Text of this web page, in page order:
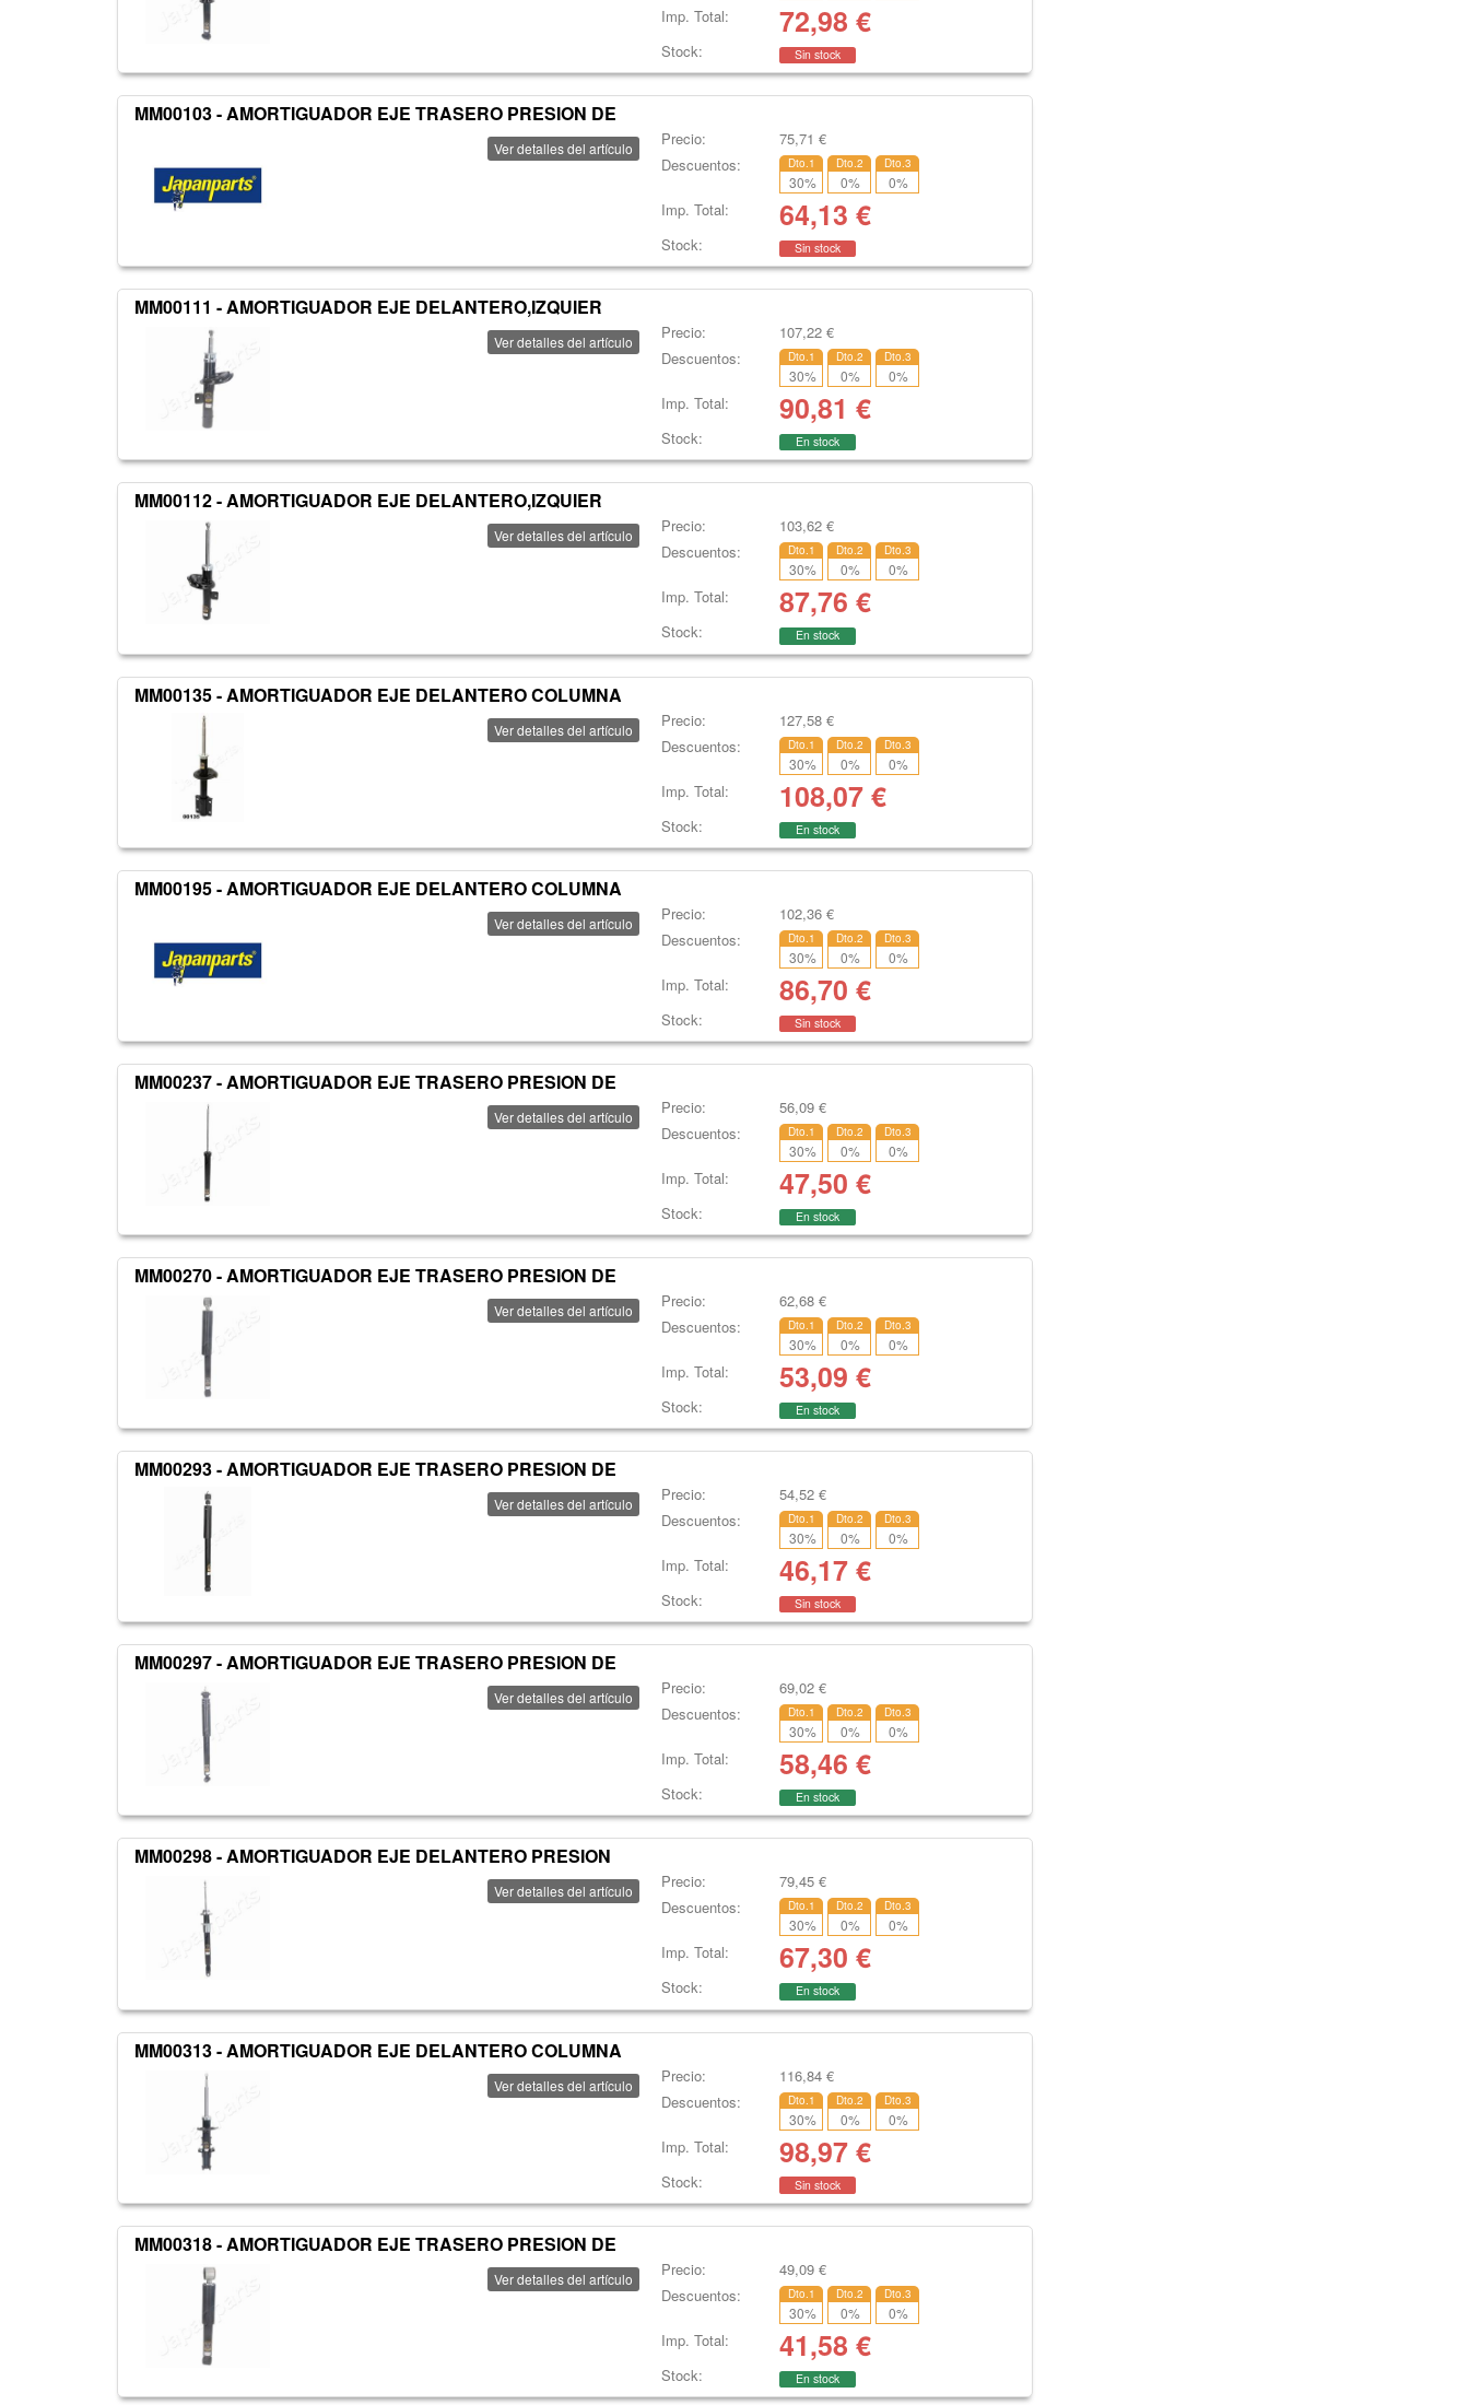
Imp. Total: 72,98 €
Stock: Sin stock
MM00103 - AMORTIGUADOR EJE TRASERO PRESION DE
Ver detalles del artículo Precio: 75,71 €
Descuentos:
Dto.1
30%
Dto.2
0%
Dto.3
0%
Imp. Total: 64,13 €
Stock: Sin stock
MM00111 - AMORTIGUADOR EJE DELANTERO,IZQUIER
Ver detalles del artículo Precio: 107,22 €
Descuentos:
Dto.1
30%
Dto.2
0%
Dto.3
0%
Imp. Total: 90,81 €
Stock: En stock
MM00112 - AMORTIGUADOR EJE DELANTERO,IZQUIER
Ver detalles del artículo Precio: 103,62 €
Descuentos:
Dto.1
30%
Dto.2
0%
Dto.3
0%
Imp. Total: 87,76 €
Stock: En stock
MM00135 - AMORTIGUADOR EJE DELANTERO COLUMNA
Ver detalles del artículo Precio: 127,58 €
Descuentos:
Dto.1
30%
Dto.2
0%
Dto.3
0%
Imp. Total: 108,07€
Stock: En stock
MM00195 - AMORTIGUADOR EJE DELANTERO COLUMNA
Ver detalles del artículo Precio: 102,36 €
Descuentos:
Dto.1
30%
Dto.2
0%
Dto.3
0%
Imp. Total: 86,70 €
Stock: Sin stock
MM00237 - AMORTIGUADOR EJE TRASERO PRESION DE
Ver detalles del artículo Precio: 56,09 €
Descuentos:
Dto.1
30%
Dto.2
0%
Dto.3
0%
Imp. Total: 47,50 €
Stock: En stock
MM00270 - AMORTIGUADOR EJE TRASERO PRESION DE
Ver detalles del artículo Precio: 62,68 €
Descuentos:
Dto.1
30%
Dto.2
0%
Dto.3
0%
Imp. Total: 53,09 €
Stock: En stock
MM00293 - AMORTIGUADOR EJE TRASERO PRESION DE
Ver detalles del artículo Precio: 54,52 €
Descuentos:
Dto.1
30%
Dto.2
0%
Dto.3
0%
Imp. Total: 46,17€
Stock: Sin stock
MM00297 - AMORTIGUADOR EJE TRASERO PRESION DE
Ver detalles del artículo Precio: 69,02 €
Descuentos:
Dto.1
30%
Dto.2
0%
Dto.3
0%
Imp. Total: 58,46 €
Stock: En stock
MM00298 - AMORTIGUADOR EJE DELANTERO PRESION
Ver detalles del artículo Precio: 79,45 €
Descuentos:
Dto.1
30%
Dto.2
0%
Dto.3
0%
Imp. Total: 67,30 €
Stock: En stock
MM00313 - AMORTIGUADOR EJE DELANTERO COLUMNA
Ver detalles del artículo Precio: 116,84 €
Descuentos:
Dto.1
30%
Dto.2
0%
Dto.3
0%
Imp. Total: 98,97€
Stock: Sin stock
MM00318 - AMORTIGUADOR EJE TRASERO PRESION DE
Ver detalles del artículo Precio: 49,09 €
Descuentos:
Dto.1
30%
Dto.2
0%
Dto.3
0%
Imp. Total: 41,58 €
Stock: En stock